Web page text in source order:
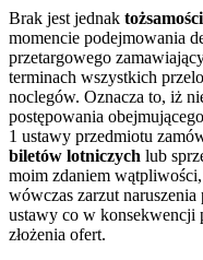
Brak jest jednak
momencie podejmowania
przetargowego
terminach wszystkich
noclegów. Oznacza to, iż
postępowania
1 ustawy przedmiotu
biletów lotniczych lub
moim zdaniem
wówczas zarzut naruszenia
ustawy co w konsekwencji
złożenia ofert.